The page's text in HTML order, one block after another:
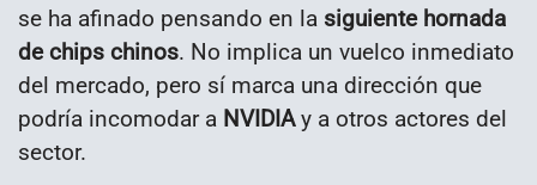
se ha afinado pensando en la siguiente hornada
de chips chinos. No implica un vuelco inmediato
del mercado, pero sí marca una dirección que
podría incomodar a NVIDIAy a otros actores del
sector.